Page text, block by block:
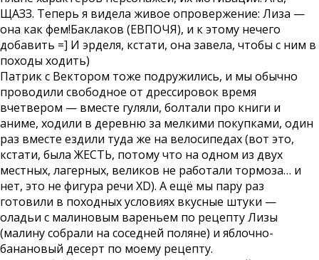
ЩАЗЗ. Теперь я видела живое опровержение: Лиза —
она как фем!Баклаков (ЕВПОЧЯ), и к этому нечего
добавить =] И эрделя, кстати, она завела, чтобы с ним в
походы ходить)
Патрик с Вектором тоже подружились, и мы обычно
проводили свободное от дрессировок время
вчетвером — вместе гуляли, болтали про книги и
аниме, ходили в деревню за мелкими покупками, один
раз вместе ездили туда же на велосипедах (вот это,
кстати, была ЖЕСТЬ, потому что на одном из двух
местных, лагерных, великов не работали тормоза… и
нет, это не фигура речи XD). А ещё мы пару раз
готовили в походных условиях вкусные штуки —
оладьи с малиновым вареньем по рецепту Лизы
(малину собрали на соседней поляне) и яблочно-
банановый десерт по моему рецепту.